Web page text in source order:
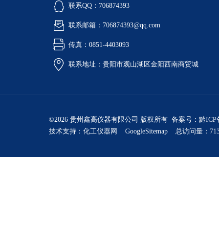
联系QQ：706874393
联系邮箱：706874393@qq.com
传真：0851-4403093
联系地址：贵阳市观山湖区金阳西南商贸城
©2026 贵州鑫高仪器有限公司 版权所有 备案号： 黔ICP
技术支持： 化工仪器网 GoogleSitemap 总访问量：